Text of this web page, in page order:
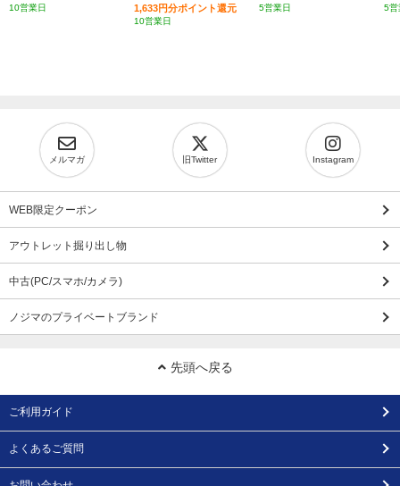
10営業日
1,633円分ポイント還元
10営業日
5営業日
5営
メルマガ 旧Twitter Instagram
WEB限定クーポン
アウトレット掘り出し物
中古(PC/スマホ/カメラ)
ノジマのプライベートブランド
先頭へ戻る
ご利用ガイド
よくあるご質問